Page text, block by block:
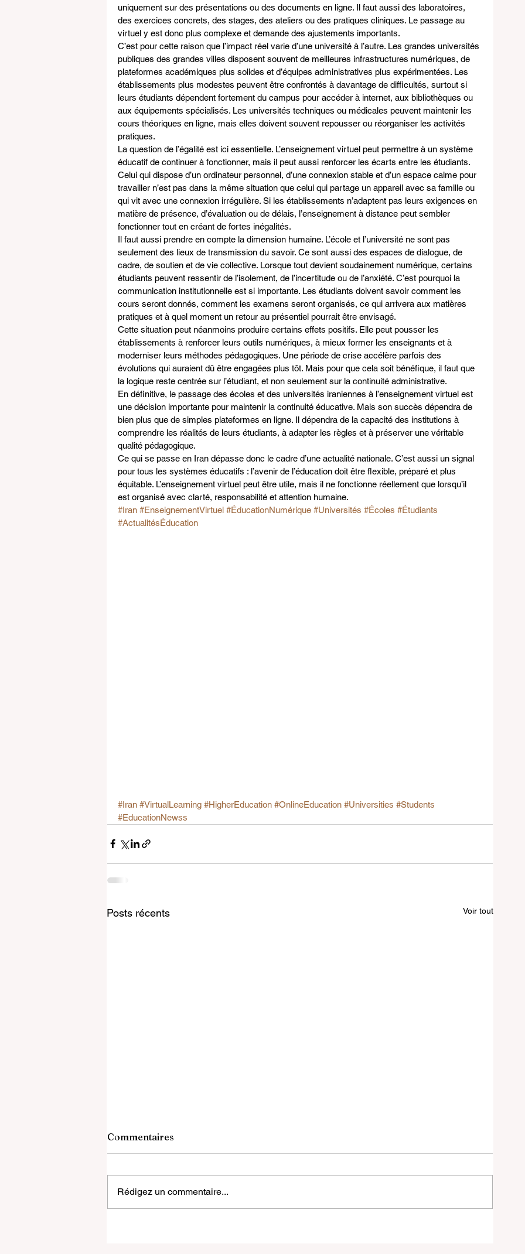
uniquement sur des présentations ou des documents en ligne. Il faut aussi des laboratoires,
des exercices concrets, des stages, des ateliers ou des pratiques cliniques. Le passage au
virtuel y est donc plus complexe et demande des ajustements importants.
C’est pour cette raison que l’impact réel varie d’une université à l’autre. Les grandes universités
publiques des grandes villes disposent souvent de meilleures infrastructures numériques, de
plateformes académiques plus solides et d’équipes administratives plus expérimentées. Les
établissements plus modestes peuvent être confrontés à davantage de difficultés, surtout si
leurs étudiants dépendent fortement du campus pour accéder à internet, aux bibliothèques ou
aux équipements spécialisés. Les universités techniques ou médicales peuvent maintenir les
cours théoriques en ligne, mais elles doivent souvent repousser ou réorganiser les activités
pratiques.
La question de l’égalité est ici essentielle. L’enseignement virtuel peut permettre à un système
éducatif de continuer à fonctionner, mais il peut aussi renforcer les écarts entre les étudiants.
Celui qui dispose d’un ordinateur personnel, d’une connexion stable et d’un espace calme pour
travailler n’est pas dans la même situation que celui qui partage un appareil avec sa famille ou
qui vit avec une connexion irrégulière. Si les établissements n’adaptent pas leurs exigences en
matière de présence, d’évaluation ou de délais, l’enseignement à distance peut sembler
fonctionner tout en créant de fortes inégalités.
Il faut aussi prendre en compte la dimension humaine. L’école et l’université ne sont pas
seulement des lieux de transmission du savoir. Ce sont aussi des espaces de dialogue, de
cadre, de soutien et de vie collective. Lorsque tout devient soudainement numérique, certains
étudiants peuvent ressentir de l’isolement, de l’incertitude ou de l’anxiété. C’est pourquoi la
communication institutionnelle est si importante. Les étudiants doivent savoir comment les
cours seront donnés, comment les examens seront organisés, ce qui arrivera aux matières
pratiques et à quel moment un retour au présentiel pourrait être envisagé.
Cette situation peut néanmoins produire certains effets positifs. Elle peut pousser les
établissements à renforcer leurs outils numériques, à mieux former les enseignants et à
moderniser leurs méthodes pédagogiques. Une période de crise accélère parfois des
évolutions qui auraient dû être engagées plus tôt. Mais pour que cela soit bénéfique, il faut que
la logique reste centrée sur l’étudiant, et non seulement sur la continuité administrative.
En définitive, le passage des écoles et des universités iraniennes à l’enseignement virtuel est
une décision importante pour maintenir la continuité éducative. Mais son succès dépendra de
bien plus que de simples plateformes en ligne. Il dépendra de la capacité des institutions à
comprendre les réalités de leurs étudiants, à adapter les règles et à préserver une véritable
qualité pédagogique.
Ce qui se passe en Iran dépasse donc le cadre d’une actualité nationale. C’est aussi un signal
pour tous les systèmes éducatifs : l’avenir de l’éducation doit être flexible, préparé et plus
équitable. L’enseignement virtuel peut être utile, mais il ne fonctionne réellement que lorsqu’il
est organisé avec clarté, responsabilité et attention humaine.
#Iran #EnseignementVirtuel #ÉducationNumérique #Universités #Écoles #Étudiants
#ActualitésÉducation
#Iran #VirtualLearning #HigherEducation #OnlineEducation #Universities #Students
#EducationNewss
Posts récents Voir tout
Commentaires
Rédigez un commentaire...